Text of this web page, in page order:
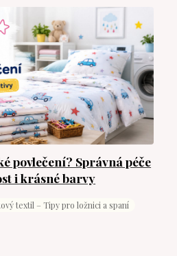
povlečení? Správná péče
i krásné barvy
textil – Tipy pro ložnici a spaní